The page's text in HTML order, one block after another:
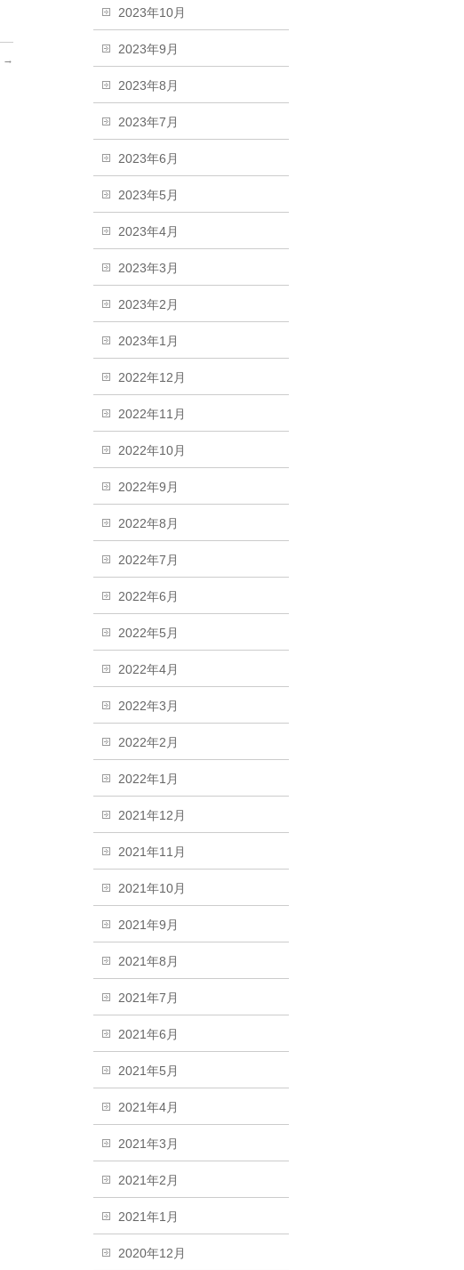
→
2023年10月
2023年9月
2023年8月
2023年7月
2023年6月
2023年5月
2023年4月
2023年3月
2023年2月
2023年1月
2022年12月
2022年11月
2022年10月
2022年9月
2022年8月
2022年7月
2022年6月
2022年5月
2022年4月
2022年3月
2022年2月
2022年1月
2021年12月
2021年11月
2021年10月
2021年9月
2021年8月
2021年7月
2021年6月
2021年5月
2021年4月
2021年3月
2021年2月
2021年1月
2020年12月